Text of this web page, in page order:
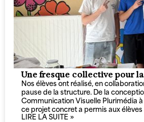
Une fresque collective pour
Nos élèves ont réalisé, en
pause de la structure. De la
Communication Visuelle Plurimédia
ce projet concret a permis aux
LIRE LA SUITE »